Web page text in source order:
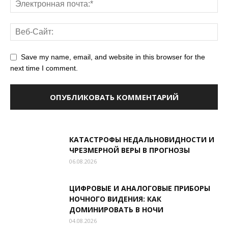
Save my name, email, and website in this browser for the
next time I comment.
КАТАСТРОФЫ НЕДАЛЬНОВИДНОСТИ И
ЧРЕЗМЕРНОЙ ВЕРЫ В ПРОГНОЗЫ
06.08.2026
ЦИФРОВЫЕ И АНАЛОГОВЫЕ ПРИБОРЫ
НОЧНОГО ВИДЕНИЯ: КАК
ДОМИНИРОВАТЬ В НОЧИ
04.08.2026